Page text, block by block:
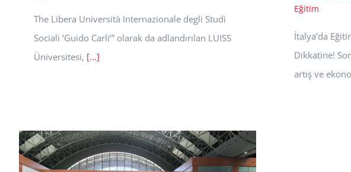
The Libera Università Internazionale degli Studi
Sociali ‘Guido Carli’” olarak da adlandırılan LUISS
Üniversitesi, [...]
Eğitim
İtalya’da
Dikkatine!
artış ve